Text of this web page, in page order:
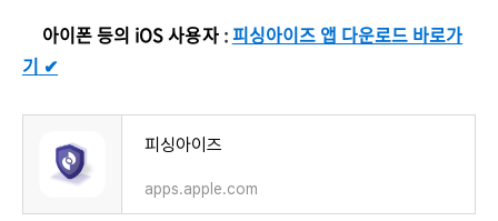
아이폰 등의 iOS 사용자 :피싱아이즈 앱 다운로드 바로가
기 ✔︎
‎피싱아이즈
apps.apple.com